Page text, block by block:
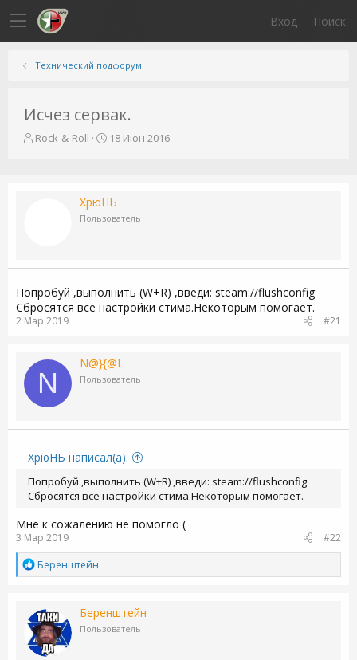
Вход Поиск
Технический подфорум
Исчез сервак.
А
Rock-&-Roll
Д
а
ч
а
18 Июн 2016
ХрюНЬ
Пользователь
Попробуй ,выполнить (W+R) ,введи: steam://flushconfig
Сбросятся все настройки стима.Некоторым помогает.
2 Мар 2019 #21
N
N@}{@L
Пользователь
ХрюНЬ написал(а):
Попробуй ,выполнить (W+R) ,введи: steam://flushconfig
Сбросятся все настройки стима.Некоторым помогает.
Мне к сожалению не помогло (
3 Мар 2019
#22
Р
е
ц
и
и
:
Бeренштейн
Бeренштейн
Пользователь